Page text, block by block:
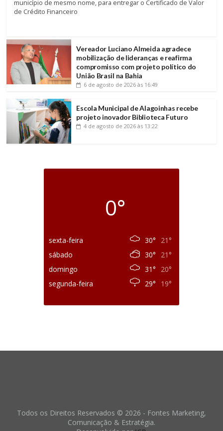
município de mesmo nome, para entregar o Certificado de Valor
de Crédito Financeiro
Vereador Luciano Almeida agradece
mobilização de lideranças e reafirma
compromisso com projeto político do
União Brasil na Bahia
6 de agosto de 2026 às 16:49
Escola Municipal de Alagoinhas recebe
projeto inovador Biblioteca Futuro
4 de agosto de 2026 às 13:22
0°
sexta-feira 30°
21°
sábado
30°
21°
domingo
31°
20°
segunda-feira
29° 19°
Todos os Direitos Reservados © 2026 - Fontes Marketing,
Comunicação & Estratégia.